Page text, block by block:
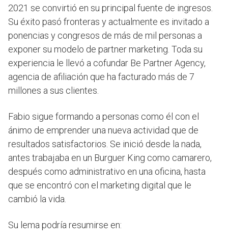
2021 se convirtió en su principal fuente de ingresos.
Su éxito pasó fronteras y actualmente es invitado a
ponencias y congresos de más de mil personas a
exponer su modelo de partner marketing. Toda su
experiencia le llevó a cofundar Be Partner Agency,
agencia de afiliación que ha facturado más de 7
millones a sus clientes.
Fabio sigue formando a personas como él con el
ánimo de emprender una nueva actividad que de
resultados satisfactorios. Se inició desde la nada,
antes trabajaba en un Burguer King como camarero,
después como administrativo en una oficina, hasta
que se encontró con el marketing digital que le
cambió la vida.
Su lema podría resumirse en: